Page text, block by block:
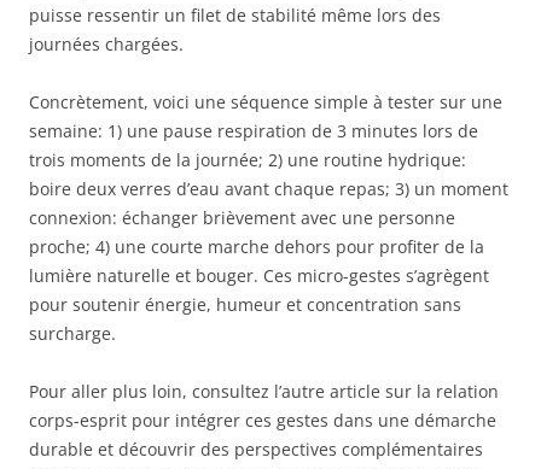
puisse ressentir un filet de stabilité même lors des
journées chargées.
Concrètement, voici une séquence simple à tester sur une
semaine: 1) une pause respiration de 3 minutes lors de
trois moments de la journée; 2) une routine hydrique:
boire deux verres d’eau avant chaque repas; 3) un moment
connexion: échanger brièvement avec une personne
proche; 4) une courte marche dehors pour profiter de la
lumière naturelle et bouger. Ces micro-gestes s’agrègent
pour soutenir énergie, humeur et concentration sans
surcharge.
Pour aller plus loin, consultez l’autre article sur la relation
corps-esprit pour intégrer ces gestes dans une démarche
durable et découvrir des perspectives complémentaires